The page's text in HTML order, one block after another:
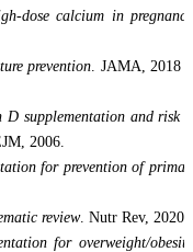
dose calcium in pregnancy
prevention . JAMA, 2018
supplementation and risk
2006.
for prevention of
review. Nutr Rev, 2020.
for overweight/obesity